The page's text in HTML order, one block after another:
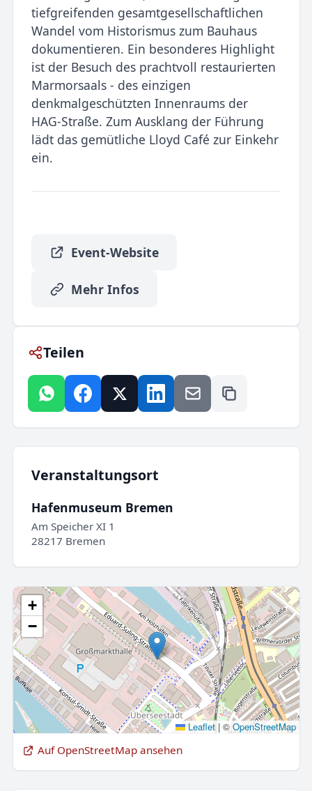
tiefgreifenden gesamtgesellschaftlichen
Wandel vom Historismus zum Bauhaus
dokumentieren. Ein besonderes Highlight
ist der Besuch des prachtvoll restaurierten
Marmorsaals - des einzigen
denkmalgeschützten Innenraums der
HAG-Straße. Zum Ausklang der Führung
lädt das gemütliche Lloyd Café zur Einkehr
ein.
Event-Website
Mehr Infos
Teilen
Veranstaltungsort
Hafenmuseum Bremen
Am Speicher XI 1
28217 Bremen
+
−
Leaflet |© OpenStreetMap
Auf OpenStreetMap ansehen